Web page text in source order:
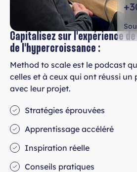
Capitalisez sur l'expérience
de l'hypercroissance :
Method to scale est le podcast
celles et à ceux qui ont réussi un
avec leur projet.
Stratégies éprouvées
Apprentissage accéléré
Inspiration réelle
Conseils pratiques